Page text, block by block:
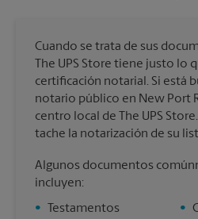
Cuando se trata de sus
The UPS Store tiene justo lo
certificación notarial. Si está
notario público en New Port
centro local de The UPS
tache la notarización de su
Algunos documentos
incluyen:
•
Testamentos
•